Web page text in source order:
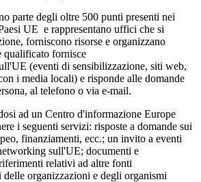
parte degli oltre 500 punti presenti nei
UE e rappresentano uffici che si
forniscono risorse e organizzano
qualificato fornisce
(eventi di sensibilizzazione, siti web,
i media locali) e risponde alle domande
al telefono o via e-mail.
ad un Centro d'informazione Europe
i seguenti servizi: risposte a domande sui
finanziamenti, ecc.; un invito a eventi
sull'UE; documenti e
relativi ad altre fonti
organizzazioni e degli organismi